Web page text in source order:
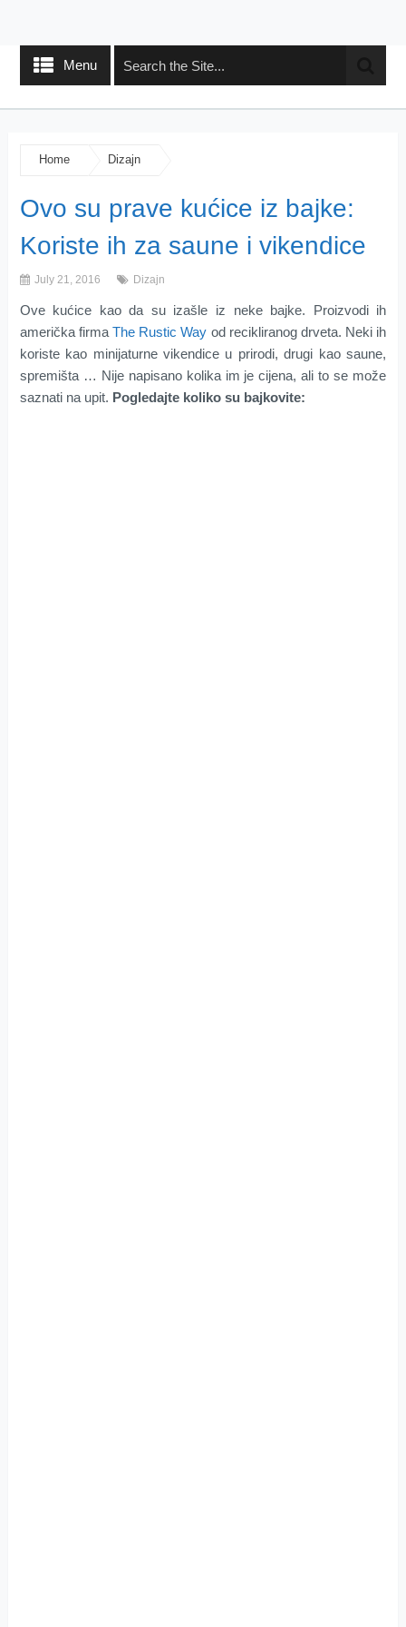
Menu
Home Dizajn
Ovo su prave kućice iz bajke:
Koriste ih za saune i vikendice
July 21, 2016 Dizajn
Ove kućice kao da su izašle iz neke bajke. Proizvodi ih
američka firmaThe Rustic Way od recikliranog drveta. Neki ih
koriste kao minijaturne vikendice u prirodi, drugi kao saune,
spremišta … Nije napisano kolika im je cijena, ali to se može
saznati na upit. Pogledajte koliko su bajkovite: